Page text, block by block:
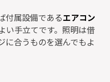
付属設備であるエアコン
い手立てです。照明は借
に合うものを選んでもよ